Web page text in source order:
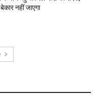
नहीं जाएगा